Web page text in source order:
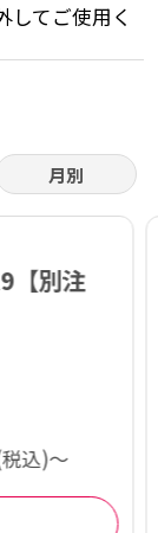
てご使用く
月別
【別注
込)～